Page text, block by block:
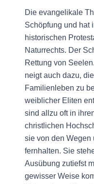
Die evangelikale
Schöpfung und hat
historischen
Naturrechts. Der
Rettung von
neigt auch dazu,
Familienleben zu
weiblicher Eliten
sind allzu oft in
christlichen
sie von den Wegen
fernhalten. Sie
Ausübung zutiefst
gewisser Weise